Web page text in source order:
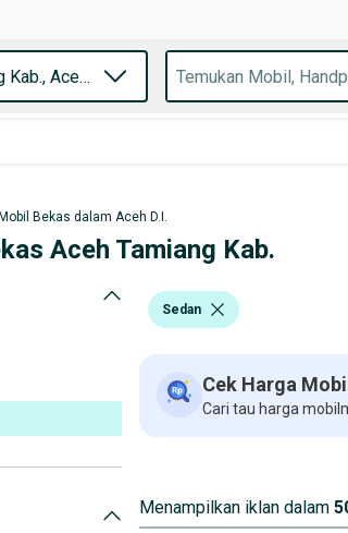
Mobil Bekas dalam Aceh D.I.
Aceh Tamiang Kab.
Sedan
Cek Harga
Cari tau harga
Menampilkan iklan dalam